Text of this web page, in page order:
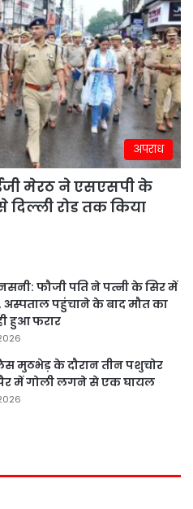
अपराध
मेरठ ने एसएसपी के
रोड तक किया
फौजी पति ने पत्नी के सिर में
अस्पताल पहुंचाने के बाद मौत का
हुआ फरार
मुठभेड़ के दौरान तीन पशुचोर
में गोली लगने से एक घायल